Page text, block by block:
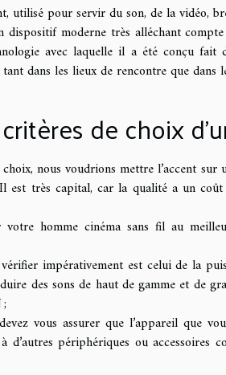
utilisé pour servir du son, de la vidéo,
dispositif moderne très alléchant
avec laquelle il a été conçu
dans les lieux de rencontre que dans
de choix
nous voudrions mettre l’accent
est très capital, car la qualité a un
homme cinéma sans fil au
impérativement est celui de la
des sons de haut de gamme et de
vous assurer que l’appareil que
d’autres périphériques ou